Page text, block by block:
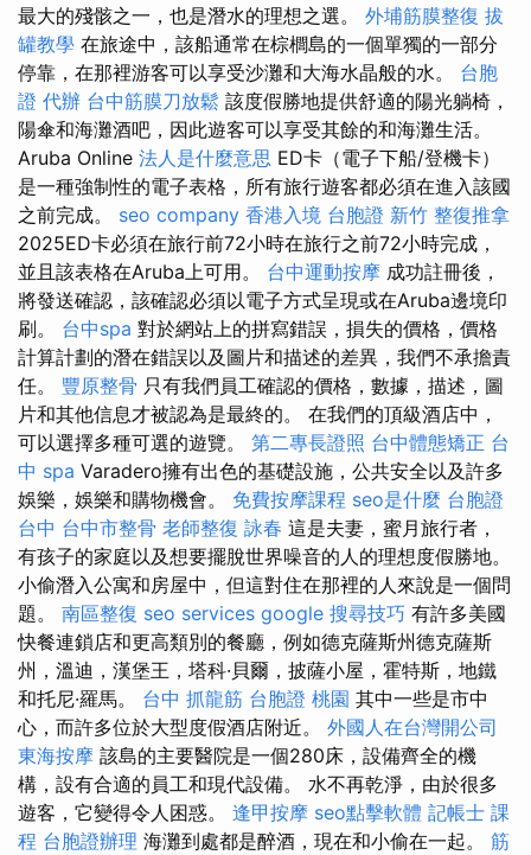
最大的殘骸之一，也是潛水的理想之選。 外埔筋膜整復 拔
罐教學 在旅途中，該船通常在棕櫚島的一個單獨的一部分
停靠，在那裡游客可以享受沙灘和大海水晶般的水。 台胞
證 代辦 台中筋膜刀放鬆 該度假勝地提供舒適的陽光躺椅，
陽傘和海灘酒吧，因此遊客可以享受其餘的和海灘生活。
Aruba Online 法人是什麼意思 ED卡（電子下船/登機卡）
是一種強制性的電子表格，所有旅行遊客都必須在進入該國
之前完成。 seo company 香港入境 台胞證 新竹 整復推拿
2025ED卡必須在旅行前72小時在旅行之前72小時完成，
並且該表格在Aruba上可用。 台中運動按摩 成功註冊後，
將發送確認，該確認必須以電子方式呈現或在Aruba邊境印
刷。 台中spa 對於網站上的拼寫錯誤，損失的價格，價格
計算計劃的潛在錯誤以及圖片和描述的差異，我們不承擔責
任。 豐原整骨 只有我們員工確認的價格，數據，描述，圖
片和其他信息才被認為是最終的。 在我們的頂級酒店中，
可以選擇多種可選的遊覽。 第二專長證照 台中體態矯正 台
中 spa Varadero擁有出色的基礎設施，公共安全以及許多
娛樂，娛樂和購物機會。 免費按摩課程 seo是什麼 台胞證
台中 台中市整骨 老師整復 詠春 這是夫妻，蜜月旅行者，
有孩子的家庭以及想要擺脫世界噪音的人的理想度假勝地。
小偷潛入公寓和房屋中，但這對住在那裡的人來說是一個問
題。 南區整復 seo services google 搜尋技巧 有許多美國
快餐連鎖店和更高類別的餐廳，例如德克薩斯州德克薩斯
州，溫迪，漢堡王，塔科·貝爾，披薩小屋，霍特斯，地鐵
和托尼·羅馬。 台中 抓龍筋 台胞證 桃園 其中一些是市中
心，而許多位於大型度假酒店附近。 外國人在台灣開公司
東海按摩 該島的主要醫院是一個280床，設備齊全的機
構，設有合適的員工和現代設備。 水不再乾淨，由於很多
遊客，它變得令人困惑。 逢甲按摩 seo點擊軟體 記帳士 課
程 台胞證辦理 海灘到處都是醉酒，現在和小偷在一起。 筋